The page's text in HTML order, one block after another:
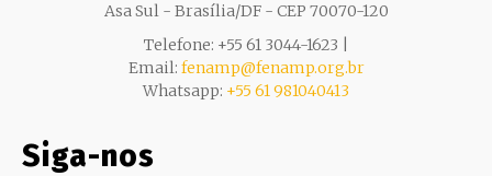
Asa Sul - Brasília/DF - CEP 70070-120
Telefone: +55 61 3044-1623 |
Email: fenamp@fenamp.org.br
Whatsapp: +55 61 981040413
Siga-nos